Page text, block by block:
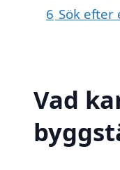
6 Sök
Vad